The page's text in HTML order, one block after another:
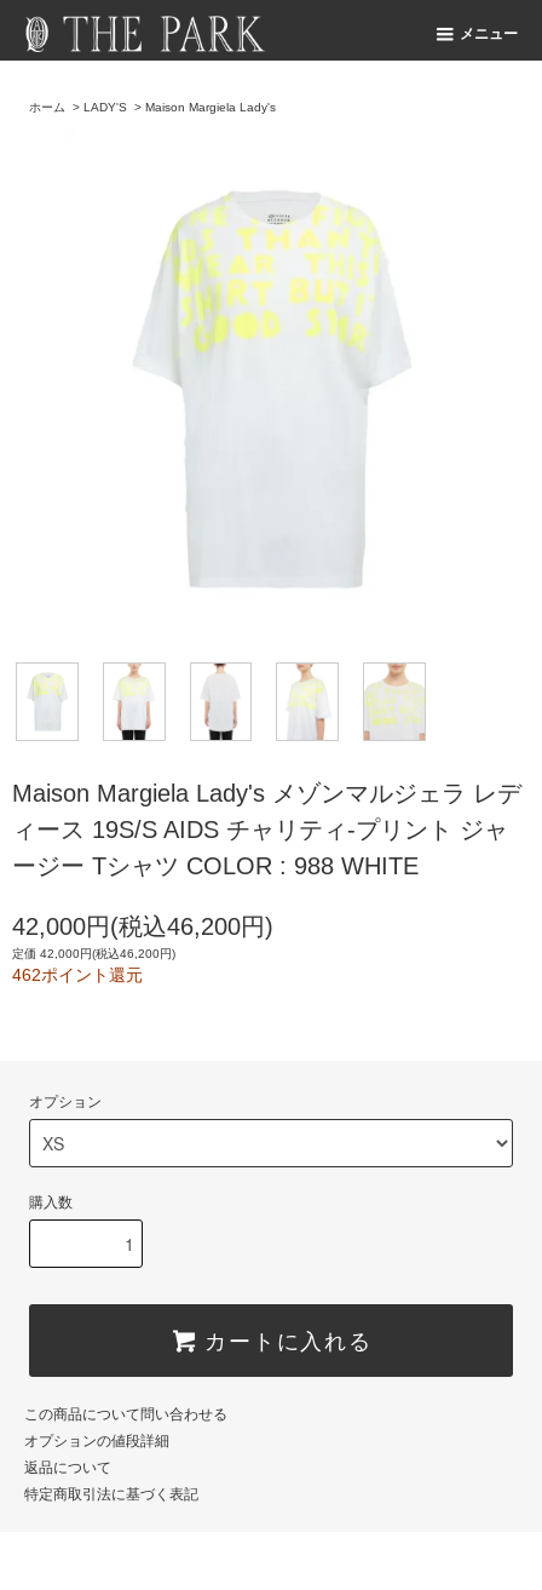
メニュー
ホーム >LADY'S >Maison Margiela Lady's
Maison Margiela Lady's メゾンマルジェラ レデ
ィース 19S/S AIDS チャリティ-プリント ジャ
ージー Tシャツ COLOR : 988 WHITE
42,000円(税込46,200円)
定価 42,000円(税込46,200円)
462ポイント還元
オプション
購入数
カートに入れる
この商品について問い合わせる
オプションの値段詳細
返品について
特定商取引法に基づく表記